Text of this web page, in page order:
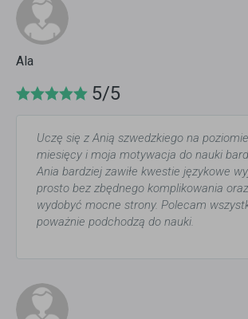
Ala
5/5
Uczę się z Anią szwedzkiego na
miesięcy i moja motywacja do nauki
Ania bardziej zawiłe kwestie językowe
prosto bez zbędnego komplikowania
wydobyć mocne strony. Polecam
poważnie podchodzą do nauki.